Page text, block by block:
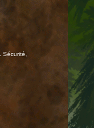
. Sécurité,